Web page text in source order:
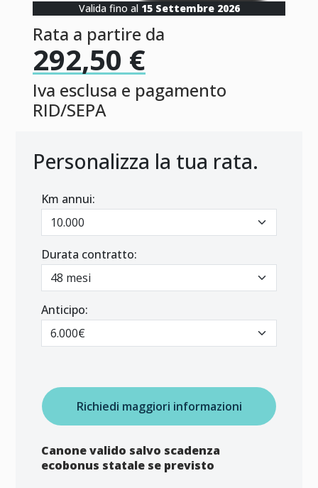
Valida fino al 15 Settembre 2026
Rata a partire da
292,50 €
Iva esclusa e pagamento
RID/SEPA
Personalizza la tua rata.
Km annui:
Durata contratto:
Anticipo:
Richiedi maggiori informazioni
Canone valido salvo scadenza
ecobonus statale se previsto